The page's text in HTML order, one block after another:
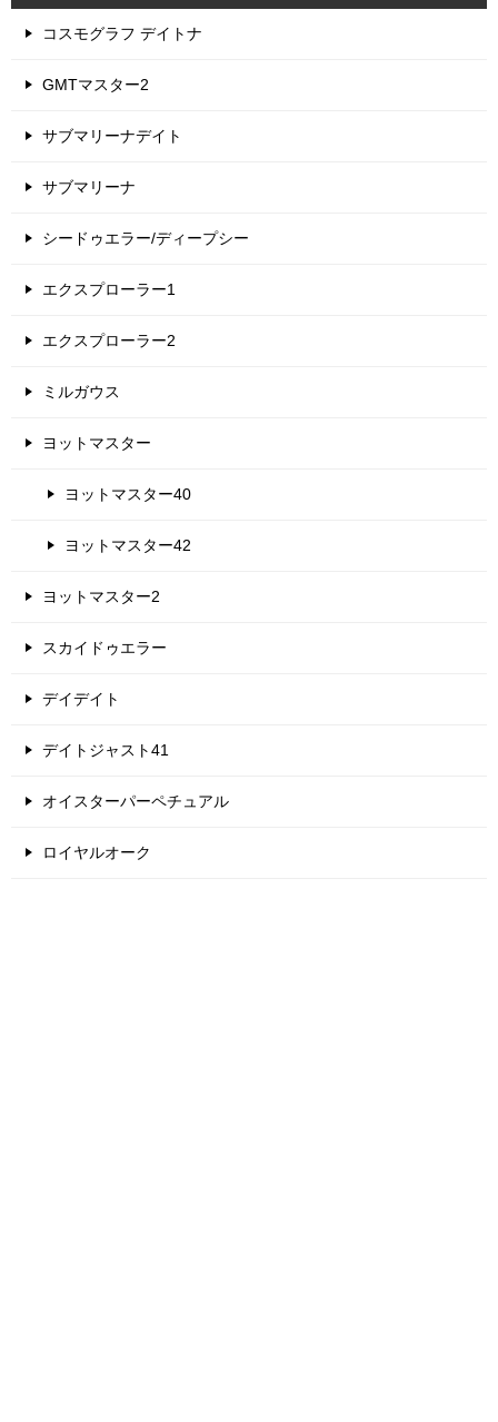
コスモグラフ デイトナ
GMTマスター2
サブマリーナデイト
サブマリーナ
シードゥエラー/ディープシー
エクスプローラー1
エクスプローラー2
ミルガウス
ヨットマスター
ヨットマスター40
ヨットマスター42
ヨットマスター2
スカイドゥエラー
デイデイト
デイトジャスト41
オイスターパーペチュアル
ロイヤルオーク